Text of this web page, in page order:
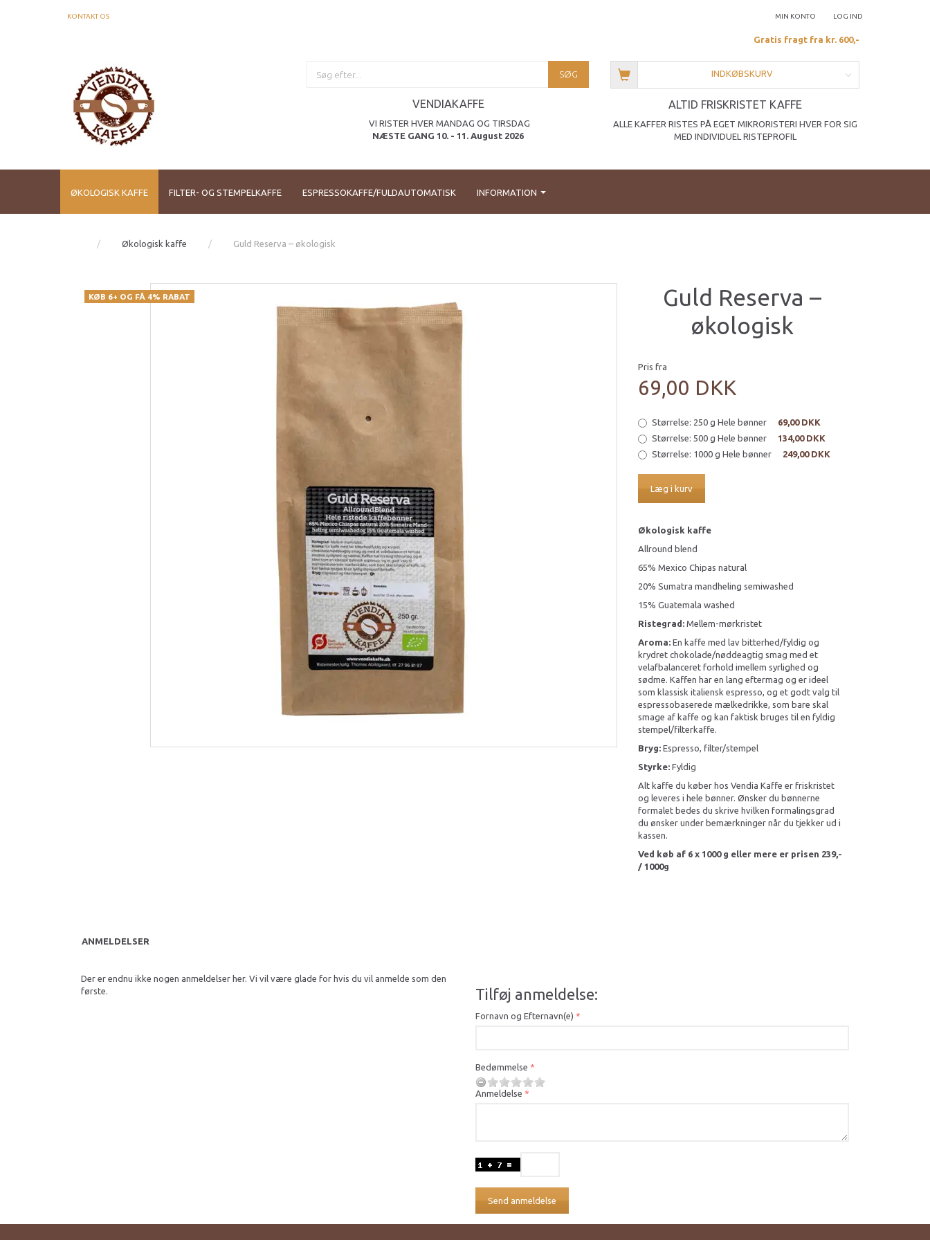
LOG IND
MIN KONTO
KONTAKT OS
Gratis fragt fra kr. 600,-
SØG
VENDIAKAFFE
VI RISTER HVER MANDAG OG TIRSDAG
NÆSTE GANG 10. - 11. August 2026
INDKØBSKURV
ALTID FRISKRISTET KAFFE
ALLE KAFFER RISTES PÅ EGET MIKRORISTERI HVER FOR SIG
MED INDIVIDUEL RISTEPROFIL
ØKOLOGISK KAFFE FILTER- OG STEMPELKAFFE ESPRESSOKAFFE/FULDAUTOMATISK INFORMATION
Økologisk kaffe Guld Reserva – økologisk
KØB 6+ OG FÅ 4% RABAT
Guld Reserva –
økologisk
Pris fra
69,00 DKK
Størrelse: 250 g Hele bønner
69,00 DKK
Størrelse: 500 g Hele bønner
134,00 DKK
Størrelse: 1000 g Hele bønner 249,00 DKK
Læg i kurv
Økologisk kaffe
Allround blend
65% Mexico Chipas natural
20% Sumatra mandheling semiwashed
15% Guatemala washed
Ristegrad: Mellem-mørkristet
Aroma: En kaffe med lav bitterhed/fyldig og
krydret chokolade/nøddeagtig smag med et
velafbalanceret forhold imellem syrlighed og
sødme. Kaffen har en lang eftermag og er ideel
som klassisk italiensk espresso, og et godt valg til
espressobaserede mælkedrikke, som bare skal
smage af kaffe og kan faktisk bruges til en fyldig
stempel/filterkaffe.
Bryg: Espresso, filter/stempel
Styrke: Fyldig
Alt kaffe du køber hos Vendia Kaffe er friskristet
og leveres i hele bønner. Ønsker du bønnerne
formalet bedes du skrive hvilken formalingsgrad
du ønsker under bemærkninger når du tjekker ud i
kassen.
Ved køb af 6 x 1000 g eller mere er prisen 239,-
/ 1000g
ANMELDELSER
Der er endnu ikke nogen anmeldelser her. Vi vil være glade for hvis du vil anmelde som den
første.
Tilføj anmeldelse:
Fornavn og Efternavn(e)
Bedømmelse
Anmeldelse
Send anmeldelse